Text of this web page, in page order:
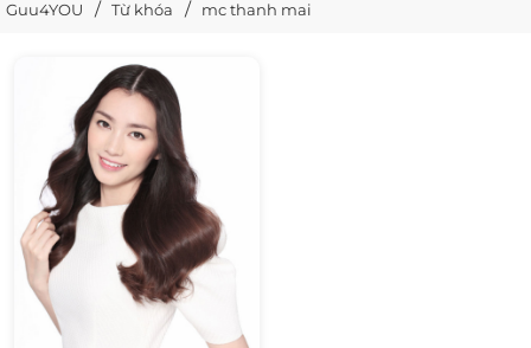
Guu4YOU Từ khóa mc thanh mai